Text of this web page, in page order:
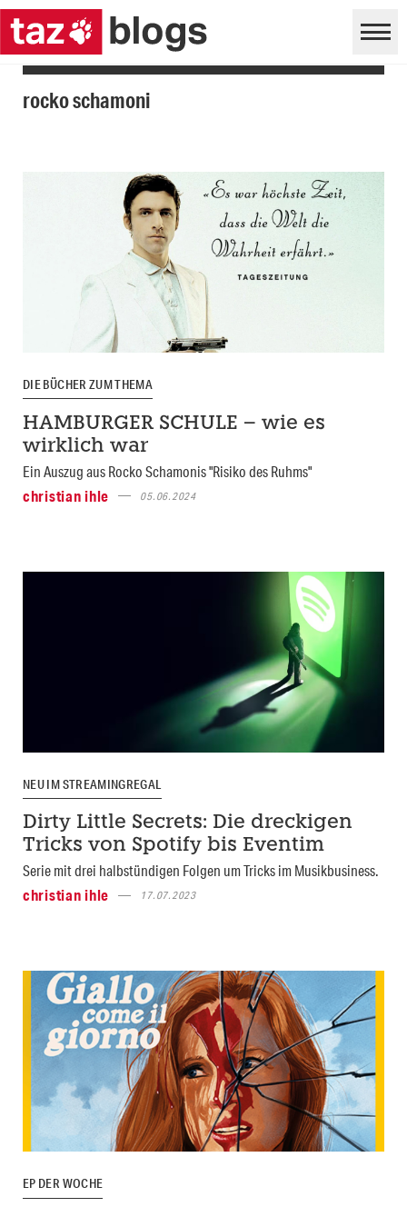
rocko schamoni
DIE BÜCHER ZUM THEMA
HAMBURGER SCHULE – wie es
wirklich war
Ein Auszug aus Rocko Schamonis "Risiko des Ruhms"
christian ihle
05.06.2024
NEU IM STREAMINGREGAL
Dirty Little Secrets: Die dreckigen
Tricks von Spotify bis Eventim
Serie mit drei halbstündigen Folgen um Tricks im Musikbusiness.
christian ihle
17.07.2023
EP DER WOCHE